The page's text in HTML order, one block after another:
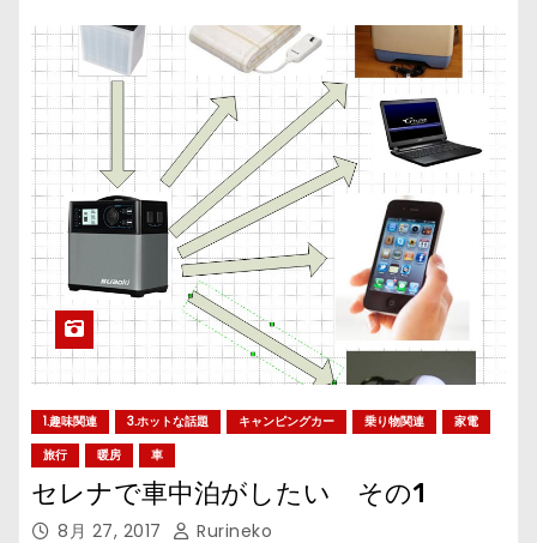
1.趣味関連 3.ホットな話題 キャンピングカー 乗り物関連
家電
旅行
暖房 車
セレナで車中泊がしたい その1
8月 27, 2017 Rurineko